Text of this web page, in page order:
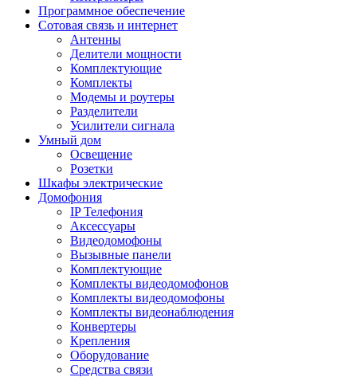
Программное обеспечение
Сотовая связь и интернет
Антенны
Делители мощности
Комплектующие
Комплекты
Модемы и роутеры
Разделители
Усилители сигнала
Умный дом
Освещение
Розетки
Шкафы электрические
Домофония
IP Телефония
Аксессуары
Видеодомофоны
Вызывные панели
Комплектующие
Комплекты видеодомофонов
Комплекты видеодомофоны
Комплекты видеонаблюдения
Конвертеры
Крепления
Оборудование
Средства связи